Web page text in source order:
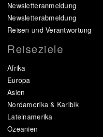
Newsletteranmeldung
Newsletterabmeldung
Reisen und Verantwortung
Reiseziele
Afrika
Europa
Asien
Nordamerika & Karibik
Lateinamerika
Ozeanien